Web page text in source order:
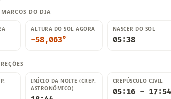
MARCOS DO DIA
ALTURA DO SOL AGORA
-58,059°
NASCER DO SOL
05:38
INÍCIO DA NOITE (CREP.
ASTRONÔMICO)
CREPÚSCULO CIVIL
05:16 - 17:54